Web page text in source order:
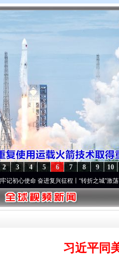
10
9
8
7
6
5
4
3
2
征程丨“转折之城”激荡..·[视频]牢记初心使
习近平同